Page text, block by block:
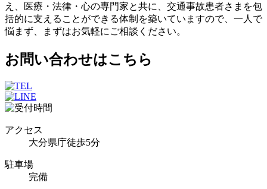
え、医療・法律・心の専門家と共に、交通事故患者さまを包
括的に支えることができる体制を築いていますので、一人で
悩まず、まずはお気軽にご相談ください。
お問い合わせはこちら
アクセス
大分県庁徒歩5分
駐車場
完備